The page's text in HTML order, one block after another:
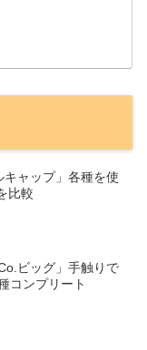
ャップ」各種を使
比較
ビッグ」手触りで
コンプリート